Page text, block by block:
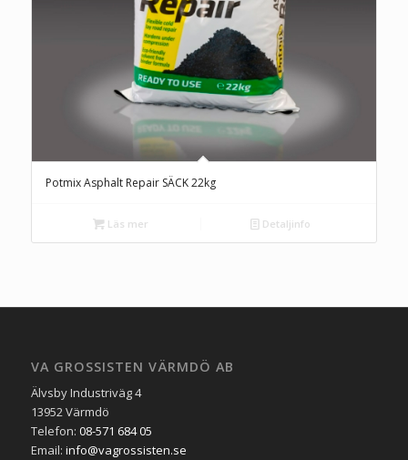
Potmix Asphalt Repair SÄCK 22kg
Läs mer Detaljinfo
VA GROSSISTEN VÄRMDÖ AB
Älvsby Industriväg 4
13952 Värmdö
Telefon: 08-571 684 05
Email: info@vagrossisten.se